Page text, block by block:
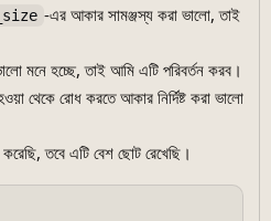
-এর আকার সামঞ্জস্য করা ভালো, তাই
মনে হচ্ছে, তাই আমি এটি পরিবর্তন করব।
রোধ করতে আকার নির্দিষ্ট করা ভালো
তবে এটি বেশ ছোট রেখেছি।